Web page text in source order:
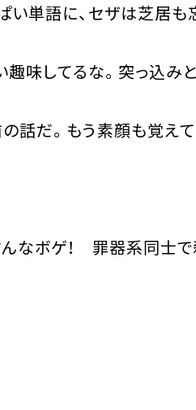
単語に、セザは芝居も
味してるな。突っ込み
話だ。もう素顔も覚えて
んなボゲ！ 罪器系同士で